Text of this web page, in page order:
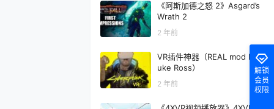
《阿斯加德之怒 2》Asgard’s
Wrath 2
2 年前
VR插件神器（REAL mod By L
uke Ross）
2 年前
解锁
会员
权限